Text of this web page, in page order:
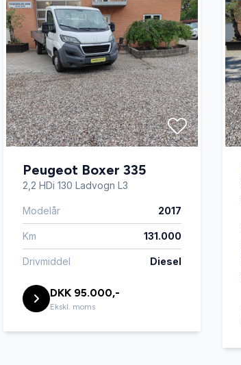
Peugeot Boxer 335
2,2 HDi 130 Ladvogn L3
Modelår 2017
Km 131.000
Drivmiddel Diesel
DKK 95.000,-
Ekskl. moms